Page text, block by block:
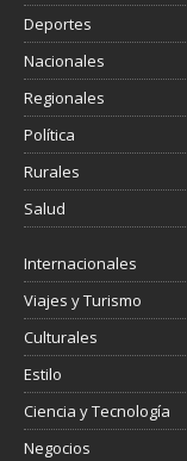
Deportes
Nacionales
Regionales
Política
Rurales
Salud
Internacionales
Viajes y Turismo
Culturales
Estilo
Ciencia y Tecnología
Negocios